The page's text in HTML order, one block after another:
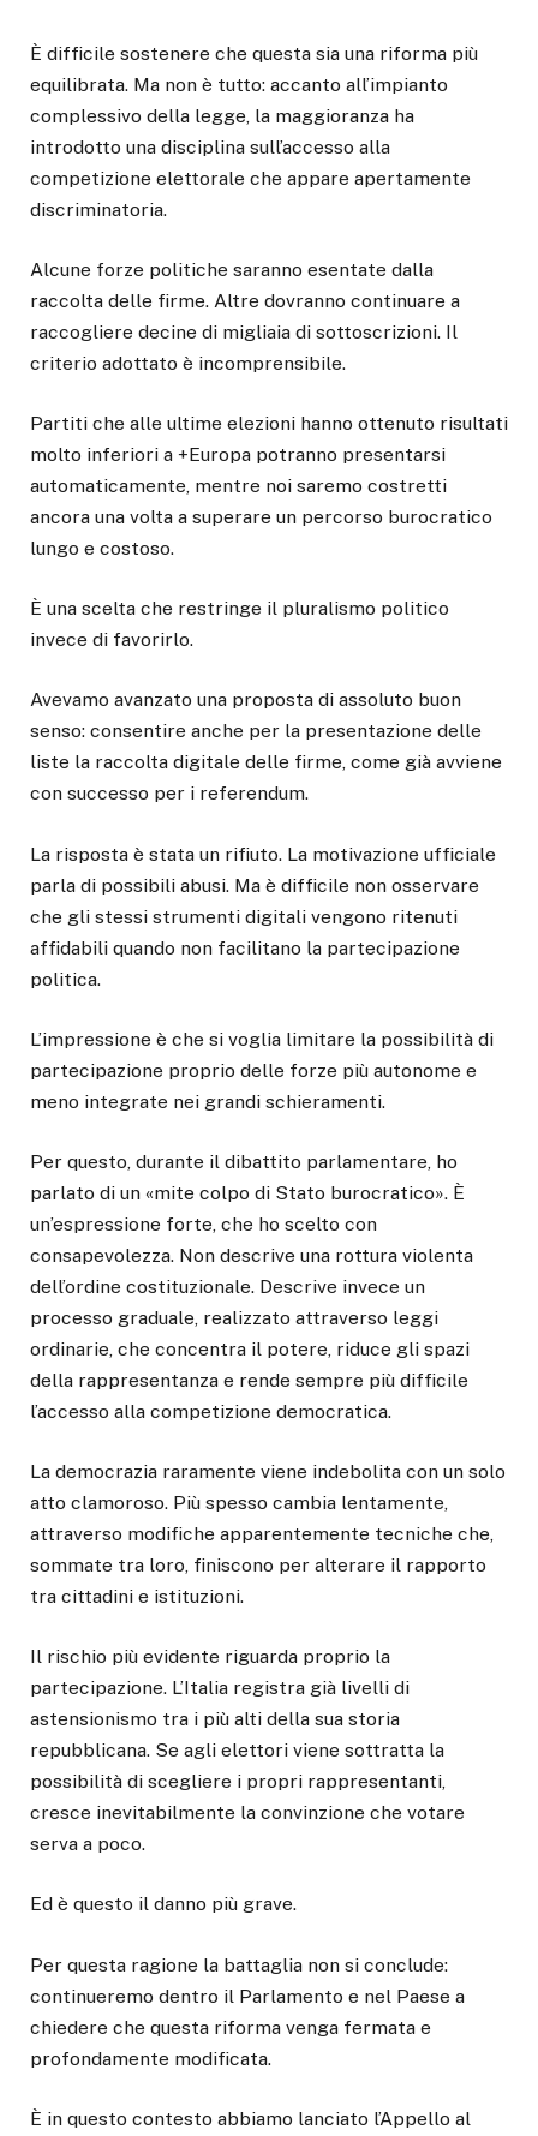
È difficile sostenere che questa sia una riforma più
equilibrata. Ma non è tutto: accanto all’impianto
complessivo della legge, la maggioranza ha
introdotto una disciplina sull’accesso alla
competizione elettorale che appare apertamente
discriminatoria.
Alcune forze politiche saranno esentate dalla
raccolta delle firme. Altre dovranno continuare a
raccogliere decine di migliaia di sottoscrizioni. Il
criterio adottato è incomprensibile.
Partiti che alle ultime elezioni hanno ottenuto risultati
molto inferiori a +Europa potranno presentarsi
automaticamente, mentre noi saremo costretti
ancora una volta a superare un percorso burocratico
lungo e costoso.
È una scelta che restringe il pluralismo politico
invece di favorirlo.
Avevamo avanzato una proposta di assoluto buon
senso: consentire anche per la presentazione delle
liste la raccolta digitale delle firme, come già avviene
con successo per i referendum.
La risposta è stata un rifiuto. La motivazione ufficiale
parla di possibili abusi. Ma è difficile non osservare
che gli stessi strumenti digitali vengono ritenuti
affidabili quando non facilitano la partecipazione
politica.
L’impressione è che si voglia limitare la possibilità di
partecipazione proprio delle forze più autonome e
meno integrate nei grandi schieramenti.
Per questo, durante il dibattito parlamentare, ho
parlato di un «mite colpo di Stato burocratico». È
un’espressione forte, che ho scelto con
consapevolezza. Non descrive una rottura violenta
dell’ordine costituzionale. Descrive invece un
processo graduale, realizzato attraverso leggi
ordinarie, che concentra il potere, riduce gli spazi
della rappresentanza e rende sempre più difficile
l’accesso alla competizione democratica.
La democrazia raramente viene indebolita con un solo
atto clamoroso. Più spesso cambia lentamente,
attraverso modifiche apparentemente tecniche che,
sommate tra loro, finiscono per alterare il rapporto
tra cittadini e istituzioni.
Il rischio più evidente riguarda proprio la
partecipazione. L’Italia registra già livelli di
astensionismo tra i più alti della sua storia
repubblicana. Se agli elettori viene sottratta la
possibilità di scegliere i propri rappresentanti,
cresce inevitabilmente la convinzione che votare
serva a poco.
Ed è questo il danno più grave.
Per questa ragione la battaglia non si conclude:
continueremo dentro il Parlamento e nel Paese a
chiedere che questa riforma venga fermata e
profondamente modificata.
È in questo contesto abbiamo lanciato l’Appello al